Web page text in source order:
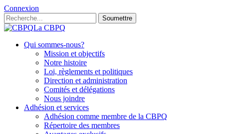
Connexion
Soumettre
La CBPQ
Qui sommes-nous?
Mission et objectifs
Notre histoire
Loi, règlements et politiques
Direction et administration
Comités et délégations
Nous joindre
Adhésion et services
Adhésion comme membre de la CBPQ
Répertoire des membres